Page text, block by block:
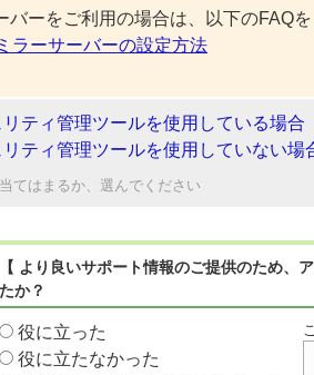
バーをご利用の場合は、以下のFAQ
ラーサーバーの設定方法
リティ管理ツールを使用している場合
リティ管理ツールを使用していない場
てはまるか、選んでください
【 より良いサポート情報のご提供のため
たか？
役に立った
役に立たなかった